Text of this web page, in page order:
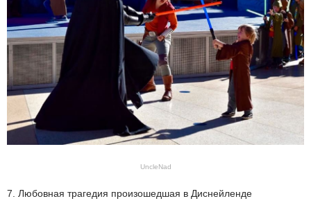
UncleNad
7. Любовная трагедия произошедшая в Диснейленде